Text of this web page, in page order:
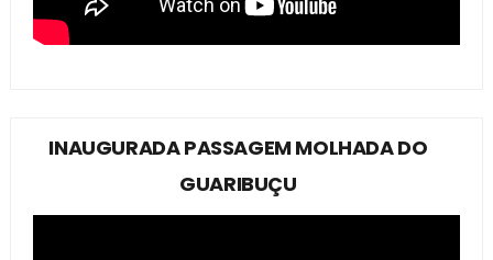
INAUGURADA PASSAGEM MOLHADA DO
GUARIBUÇU